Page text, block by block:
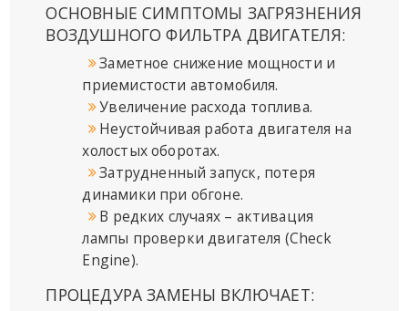
ОСНОВНЫЕ СИМПТОМЫ ЗАГРЯЗНЕНИЯ
ВОЗДУШНОГО ФИЛЬТРА ДВИГАТЕЛЯ:
Заметное снижение мощности и
приемистости автомобиля.
Увеличение расхода топлива.
Неустойчивая работа двигателя на
холостых оборотах.
Затрудненный запуск, потеря
динамики при обгоне.
В редких случаях – активация
лампы проверки двигателя (Check
Engine).
ПРОЦЕДУРА ЗАМЕНЫ ВКЛЮЧАЕТ: